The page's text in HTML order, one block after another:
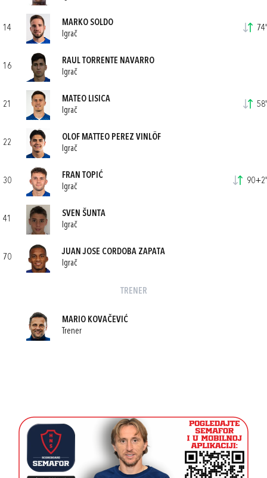
14
MARKO SOLDO
Igrač
74'
16
RAUL TORRENTE NAVARRO
Igrač
21
MATEO LISICA
Igrač
58'
22
OLOF MATTEO PEREZ VINLÖF
Igrač
30
FRAN TOPIĆ
Igrač
90+2'
41
SVEN ŠUNTA
Igrač
70
JUAN JOSE CORDOBA ZAPATA
Igrač
TRENER
MARIO KOVAČEVIĆ
Trener